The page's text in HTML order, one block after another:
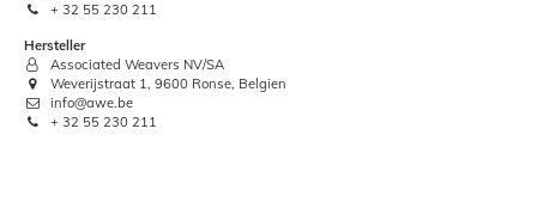
+ 32 55 230 211
Hersteller
Associated Weavers NV/SA
Weverijstraat 1, 9600 Ronse, Belgien
info@awe.be
+ 32 55 230 211